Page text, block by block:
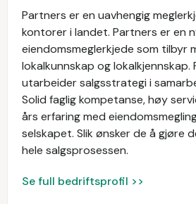
Partners er en uavhengig
kontorer i landet. Partners er en
eiendomsmeglerkjede som tilbyr
lokalkunnskap og lokalkjennskap.
utarbeider salgsstrategi i
Solid faglig kompetanse, høy
års erfaring med
selskapet. Slik ønsker de å gjøre
hele salgsprosessen.
Se full bedriftsprofil >>